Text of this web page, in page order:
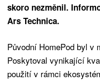
skoro nezměnil.
Ars Technica.
Původní HomePod byl v
Poskytoval vynikající
použití v rámci